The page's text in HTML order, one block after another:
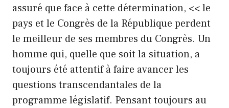
assuré que face à cette détermination, << le
pays et le Congrès de la République perdent
le meilleur de ses membres du Congrès. Un
homme qui, quelle que soit la situation, a
toujours été attentif à faire avancer les
questions transcendantales de la
programme législatif. Pensant toujours au